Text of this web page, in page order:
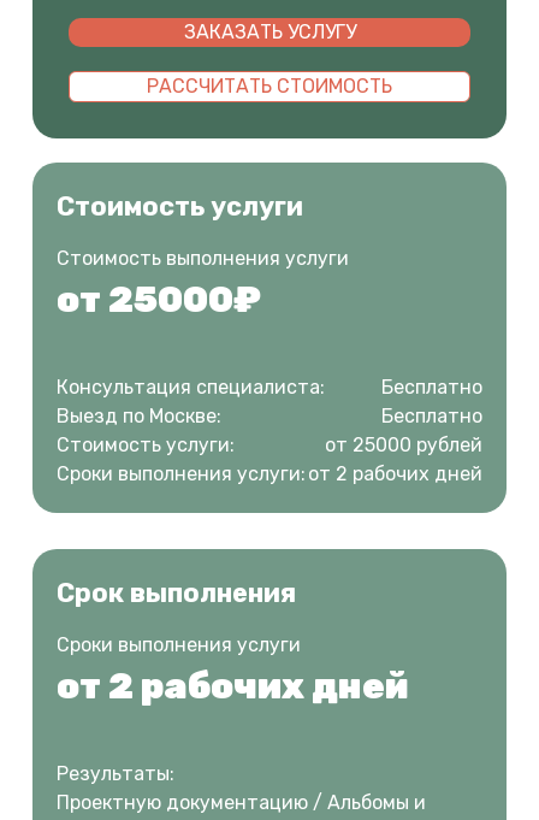
ЗАКАЗАТЬ УСЛУГУ
РАССЧИТАТЬ СТОИМОСТЬ
Стоимость услуги
Стоимость выполнения услуги
от 25000₽
Консультация специалиста:
Бесплатно
Выезд по Москве:
Бесплатно
Стоимость услуги:
от 25000 рублей
Сроки выполнения услуги: от 2 рабочих дней
Срок выполнения
Сроки выполнения услуги
от 2 рабочих дней
Результаты:
Проектную документацию / Альбомы и